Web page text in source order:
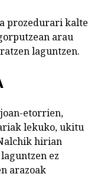
prozedurari kalte
arau
laguntzen.
etorrien,
lekuko, ukitu
hirian
ez
arazoak